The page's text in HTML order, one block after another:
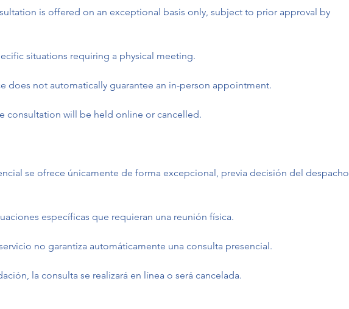
is offered on an exceptional basis only, subject to prior approval by
situations requiring a physical meeting.
does not automatically guarantee an in-person appointment.
consultation will be held online or cancelled.
se ofrece únicamente de forma excepcional, previa decisión del despacho
específicas que requieran una reunión física.
no garantiza automáticamente una consulta presencial.
la consulta se realizará en línea o será cancelada.